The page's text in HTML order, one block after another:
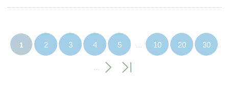
1 2 3 4 5 10 20 30